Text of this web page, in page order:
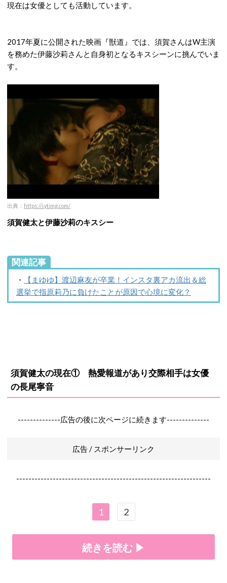
現在は女優としても活動しています。
2017年夏に公開された映画『獣道』では、須賀さんはW主演
を務めた伊藤沙莉さんと自身初となるキスシーンに挑んでいま
す。
出典： https://i.ytimg.com/
須賀健太と伊藤沙莉のキスシー
関連記事
・
【まゆゆ】渡辺麻友が卒業！インスタ裏アカ流出＆総
選挙で指原莉乃に負けたことが原因で心境に変化？
須賀健太の現在① 熱愛報道があり交際相手は女優
の長尾寧音
--------------広告の後に次ページに続きます--------------
広告 / スポンサーリンク
----------------------------------------------------------------
1 2
続きを読む ▶